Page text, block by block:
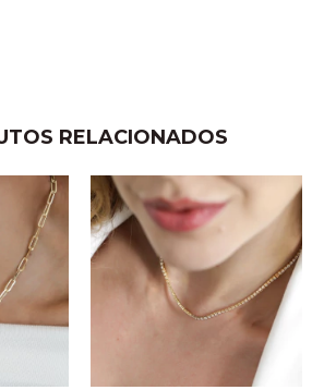
RELACIONADOS